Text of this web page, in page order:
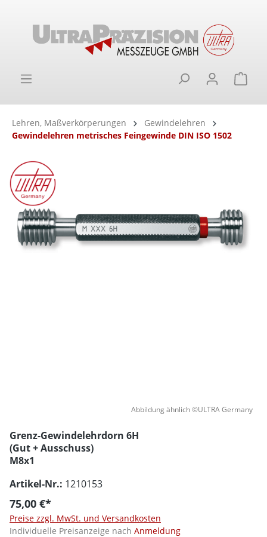
Lehren, Maßverkörperungen
Gewindelehren
Gewindelehren metrisches Feingewinde DIN ISO 1502
Bildergalerie überspringen
Abbildung ähnlich ©ULTRA Germany
Grenz-Gewindelehrdorn 6H
(Gut + Ausschuss)
M8x1
Artikel-Nr.: 1210153
75,00 €*
Preise zzgl. MwSt. und Versandkosten
Individuelle Preisanzeige nach Anmeldung